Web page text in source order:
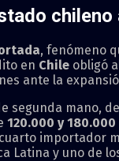
chileno
, fenómeno
en Chile obligó
ante la
segunda mano,
120.000 y
importador
Latina y uno de